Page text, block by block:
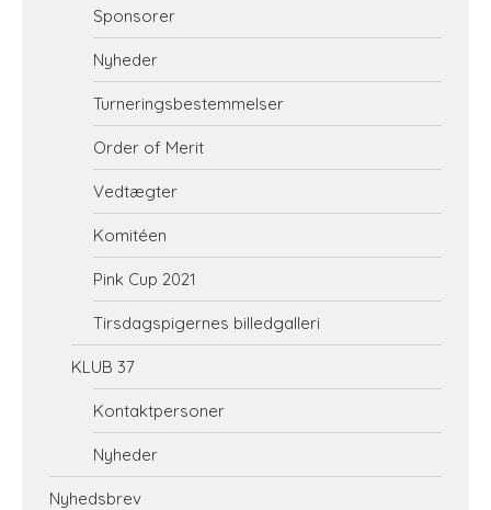
Sponsorer
Nyheder
Turneringsbestemmelser
Order of Merit
Vedtægter
Komitéen
Pink Cup 2021
Tirsdagspigernes billedgalleri
KLUB 37
Kontaktpersoner
Nyheder
Nyhedsbrev